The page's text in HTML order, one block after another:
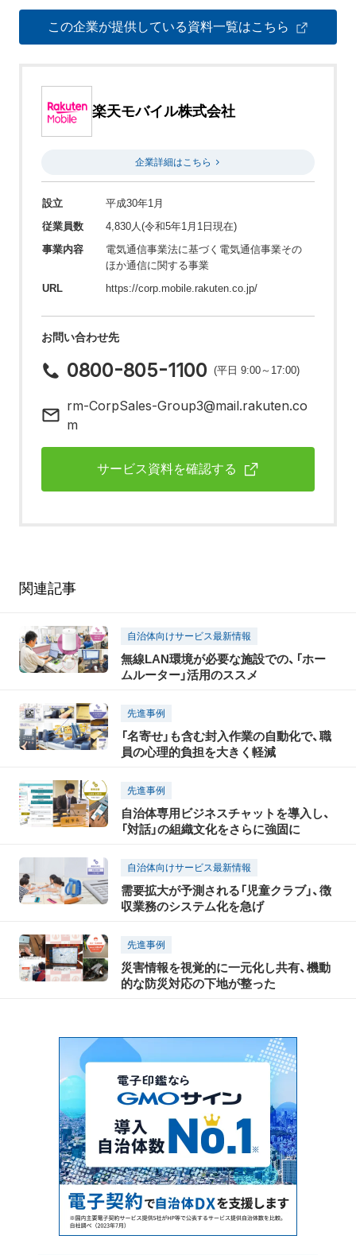
この企業が提供している資料一覧はこちら
楽天モバイル株式会社
企業詳細はこちら
設立
平成30年1月
従業員数
4,830人(令和5年1月1日現在)
事業内容
電気通信事業法に基づく電気通信事業その
ほか通信に関する事業
URL
https://corp.mobile.rakuten.co.jp/
お問い合わせ先
0800-805-1100 (平日 9:00～17:00)
rm-CorpSales-Group3@mail.rakuten.co
m
サービス資料を確認する
関連記事
自治体向けサービス最新情報
無線LAN環境が必要な施設での、「ホー
ムルーター」活用のススメ
先進事例
「名寄せ」も含む封入作業の自動化で、職
員の心理的負担を大きく軽減
先進事例
自治体専用ビジネスチャットを導入し、
「対話」の組織文化をさらに強固に
自治体向けサービス最新情報
需要拡大が予測される「児童クラブ」、徴
収業務のシステム化を急げ
先進事例
災害情報を視覚的に一元化し共有、機動
的な防災対応の下地が整った